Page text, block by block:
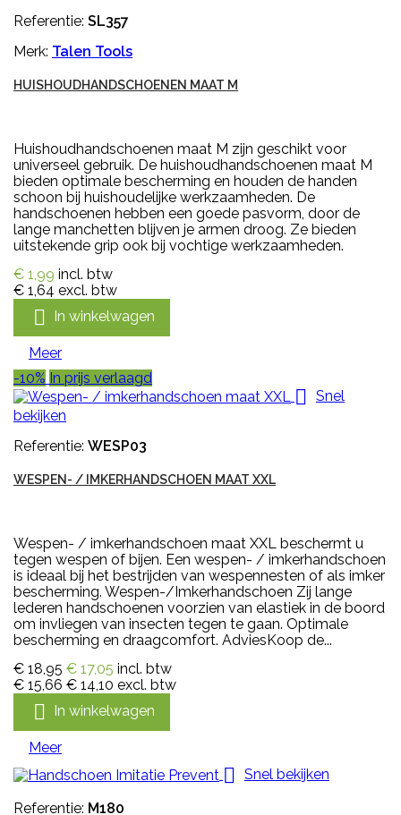
Referentie: SL357
Merk: Talen Tools
HUISHOUDHANDSCHOENEN MAAT M
Huishoudhandschoenen maat M zijn geschikt voor
universeel gebruik. De huishoudhandschoenen maat M
bieden optimale bescherming en houden de handen
schoon bij huishoudelijke werkzaamheden. De
handschoenen hebben een goede pasvorm, door de
lange manchetten blijven je armen droog. Ze bieden
uitstekende grip ook bij vochtige werkzaamheden.
€ 1,99 incl. btw
€ 1,64 excl. btw
 In winkelwagen
Meer
-10% In prijs verlaagd
 Snel
bekijken
Referentie: WESP03
WESPEN- / IMKERHANDSCHOEN MAAT XXL
Wespen- / imkerhandschoen maat XXL beschermt u
tegen wespen of bijen. Een wespen- / imkerhandschoen
is ideaal bij het bestrijden van wespennesten of als imker
bescherming. Wespen-/Imkerhandschoen Zij lange
lederen handschoenen voorzien van elastiek in de boord
om invliegen van insecten tegen te gaan. Optimale
bescherming en draagcomfort. AdviesKoop de...
€ 18,95 € 17,05 incl. btw
€ 15,66 € 14,10 excl. btw
 In winkelwagen
Meer
 Snel bekijken
Referentie: M180